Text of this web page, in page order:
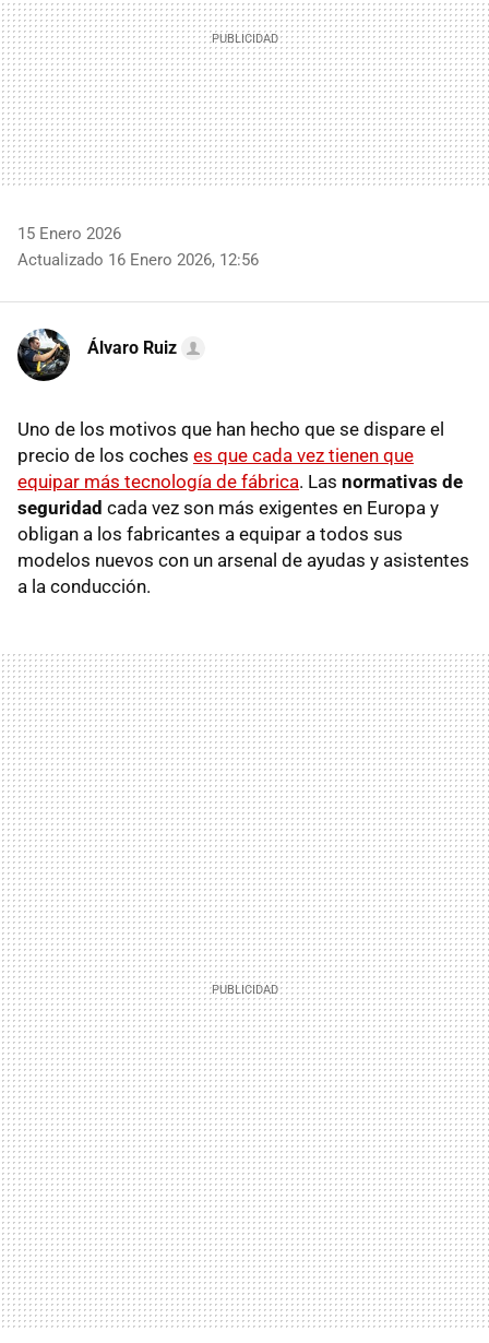
15 Enero 2026
Actualizado 16 Enero 2026, 12:56
Álvaro Ruiz
Uno de los motivos que han hecho que se dispare el
precio de los coches es que cada vez tienen que
equipar más tecnología de fábrica. Las normativas de
seguridad cada vez son más exigentes en Europa y
obligan a los fabricantes a equipar a todos sus
modelos nuevos con un arsenal de ayudas y asistentes
a la conducción.